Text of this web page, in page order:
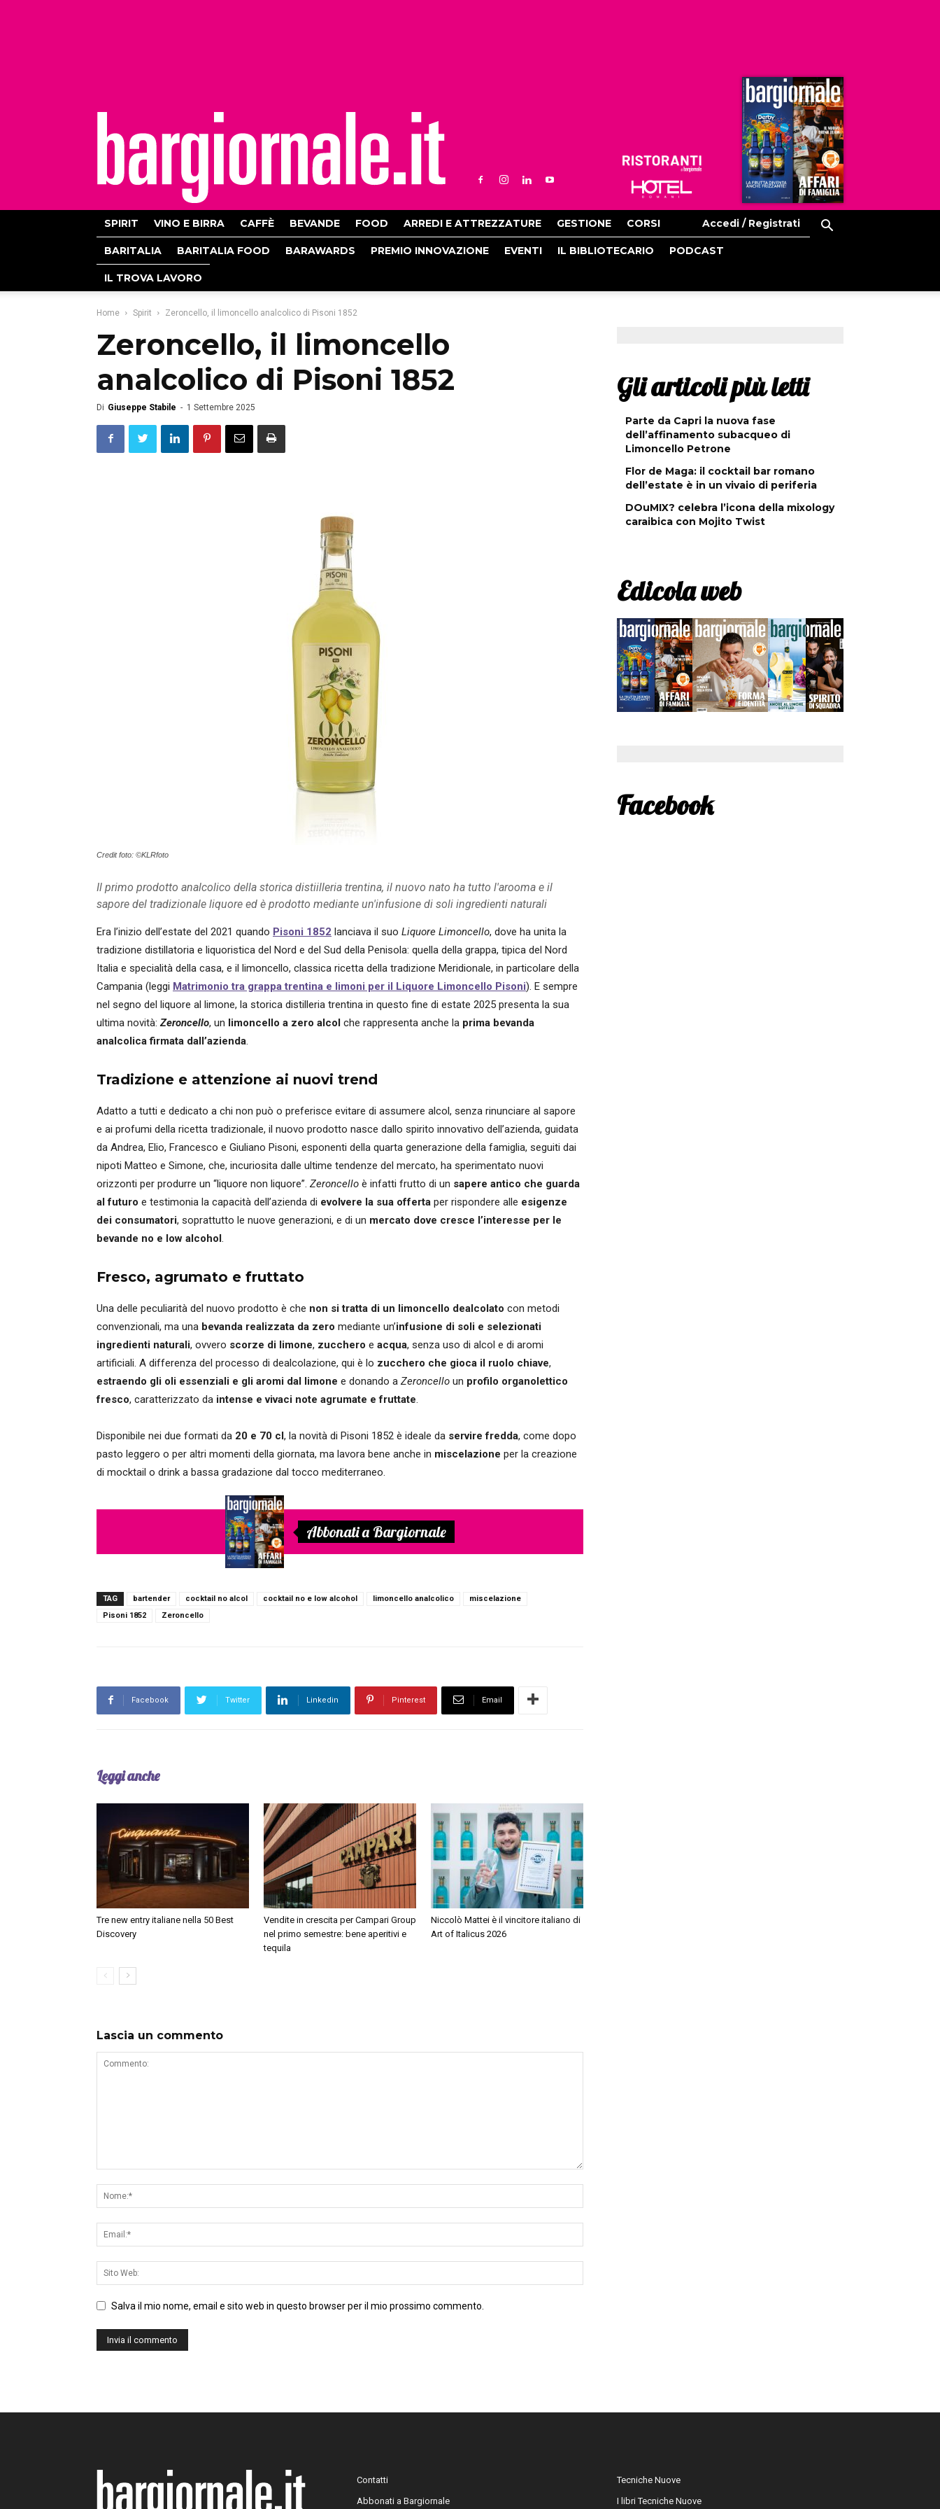
Ristoranti
Hoteldomani
SPIRIT VINO E BIRRA CAFFÈ BEVANDE FOOD ARREDI E ATTREZZATURE GESTIONE CORSI Accedi / Registrati
BARITALIA BARITALIA FOOD BARAWARDS PREMIO INNOVAZIONE EVENTI IL BIBLIOTECARIO PODCAST
IL TROVA LAVORO
Home Spirit Zeroncello, il limoncello analcolico di Pisoni 1852
Zeroncello, il limoncello
analcolico di Pisoni 1852
Di Giuseppe Stabile - 1 Settembre 2025
Credit foto: ©KLRfoto
Il primo prodotto analcolico della storica distiilleria trentina, il nuovo nato ha tutto l'arooma e il
sapore del tradizionale liquore ed è prodotto mediante un'infusione di soli ingredienti naturali
Era l’inizio dell’estate del 2021 quando Pisoni 1852 lanciava il suo Liquore Limoncello, dove ha unita la
tradizione distillatoria e liquoristica del Nord e del Sud della Penisola: quella della grappa, tipica del Nord
Italia e specialità della casa, e il limoncello, classica ricetta della tradizione Meridionale, in particolare della
Campania (leggi Matrimonio tra grappa trentina e limoni per il Liquore Limoncello Pisoni). E sempre
nel segno del liquore al limone, la storica distilleria trentina in questo fine di estate 2025 presenta la sua
ultima novità:Zeroncello, un limoncello a zero alcol che rappresenta anche la prima bevanda
analcolica firmata dall’azienda.
Tradizione e attenzione ai nuovi trend
Adatto a tutti e dedicato a chi non può o preferisce evitare di assumere alcol, senza rinunciare al sapore
e ai profumi della ricetta tradizionale, il nuovo prodotto nasce dallo spirito innovativo dell’azienda, guidata
da Andrea, Elio, Francesco e Giuliano Pisoni, esponenti della quarta generazione della famiglia, seguiti dai
nipoti Matteo e Simone, che, incuriosita dalle ultime tendenze del mercato, ha sperimentato nuovi
orizzonti per produrre un “liquore non liquore”. Zeroncello è infatti frutto di un sapere antico che guarda
al futuro e testimonia la capacità dell’azienda di evolvere la sua offerta per rispondere alle esigenze
dei consumatori, soprattutto le nuove generazioni, e di un mercato dove cresce l’interesse per le
bevande no e low alcohol.
Fresco, agrumato e fruttato
Una delle peculiarità del nuovo prodotto è che non si tratta di un limoncello dealcolato con metodi
convenzionali, ma una bevanda realizzata da zero mediante un’infusione di soli e selezionati
ingredienti naturali, ovvero scorze di limone, zucchero e acqua, senza uso di alcol e di aromi
artificiali. A differenza del processo di dealcolazione, qui è lo zucchero che gioca il ruolo chiave,
estraendo gli oli essenziali e gli aromi dal limone e donando a Zeroncello un profilo organolettico
fresco, caratterizzato da intense e vivaci note agrumate e fruttate.
Disponibile nei due formati da 20 e 70 cl, la novità di Pisoni 1852 è ideale da servire fredda, come dopo
pasto leggero o per altri momenti della giornata, ma lavora bene anche in miscelazione per la creazione
di mocktail o drink a bassa gradazione dal tocco mediterraneo.
Abbonati a Bargiornale
TAG bartender cocktail no alcol cocktail no e low alcohol limoncello analcolico
miscelazione
Pisoni 1852
Zeroncello
Facebook Twitter Linkedin Pinterest Email
Leggi anche
Tre new entry italiane nella 50 Best
Discovery
Vendite in crescita per Campari Group
nel primo semestre: bene aperitivi e
tequila
Niccolò Mattei è il vincitore italiano di
Art of Italicus 2026
Lascia un commento
Salva il mio nome, email e sito web in questo browser per il mio prossimo commento.
Gli articoli più letti
Parte da Capri la nuova fase
dell’affinamento subacqueo di
Limoncello Petrone
Flor de Maga: il cocktail bar romano
dell’estate è in un vivaio di periferia
DOuMIX? celebra l’icona della mixology
caraibica con Mojito Twist
Edicola web
Facebook
Contatti
Abbonati a Bargiornale
Tecniche Nuove
I libri Tecniche Nuove